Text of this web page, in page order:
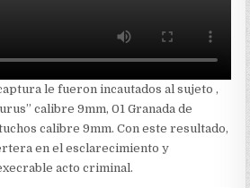
le fueron incautados al sujeto ,
calibre 9mm, 01 Granada de
calibre 9mm. Con este resultado,
en el esclarecimiento y
acto criminal.